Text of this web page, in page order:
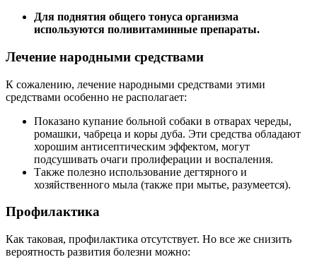
Для поднятия общего тонуса организма
используются поливитаминные препараты.
Лечение народными средствами
К сожалению, лечение народными средствами этими
средствами особенно не располагает:
Показано купание больной собаки в отварах череды,
ромашки, чабреца и коры дуба. Эти средства обладают
хорошим антисептическим эффектом, могут
подсушивать очаги пролиферации и воспаления.
Также полезно использование дегтярного и
хозяйственного мыла (также при мытье, разумеется).
Профилактика
Как таковая, профилактика отсутствует. Но все же снизить
вероятность развития болезни можно: